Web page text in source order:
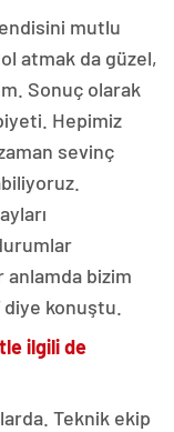
mutlu
atmak da güzel,
Sonuç olarak
Hepimiz
sevinç
anlamda bizim
konuştu.
ilgili de
Teknik ekip